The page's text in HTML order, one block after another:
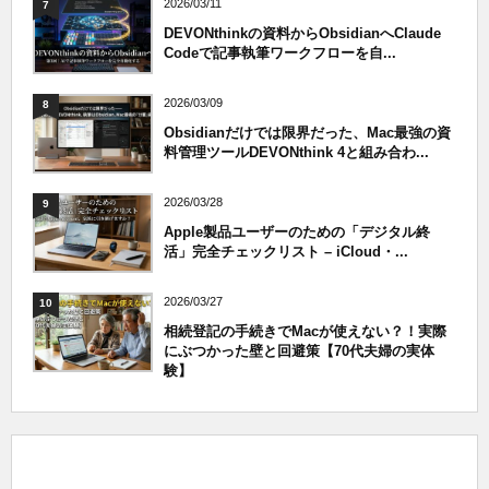
7 2026/03/11
DEVONthinkの資料からObsidianへClaude
Codeで記事執筆ワークフローを自...
8 2026/03/09
Obsidianだけでは限界だった、Mac最強の資
料管理ツールDEVONthink 4と組み合わ...
9 2026/03/28
Apple製品ユーザーのための「デジタル終
活」完全チェックリスト – iCloud・...
10 2026/03/27
相続登記の手続きでMacが使えない？！実際
にぶつかった壁と回避策【70代夫婦の実体
験】